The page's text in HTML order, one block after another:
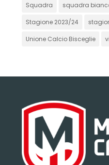
Squadra squadra
Stagione 2023/24
Unione Calcio Bisceglie